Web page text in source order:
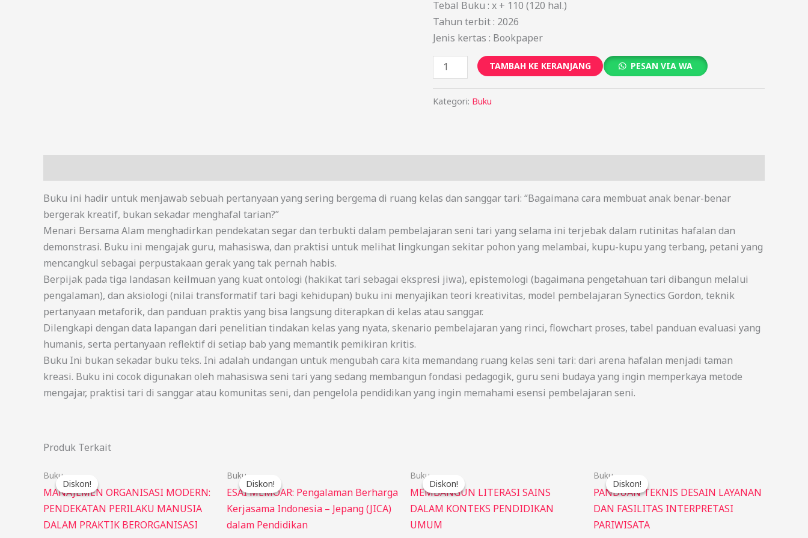
Tebal Buku : x + 110 (120 hal.)
Tahun terbit : 2026
Jenis kertas : Bookpaper
TAMBAH KE KERANJANG PESAN VIA WA
Kategori: Buku
Buku ini hadir untuk menjawab sebuah pertanyaan yang sering bergema di ruang kelas dan sanggar tari: “Bagaimana cara membuat anak benar-benar
bergerak kreatif, bukan sekadar menghafal tarian?”
Menari Bersama Alam menghadirkan pendekatan segar dan terbukti dalam pembelajaran seni tari yang selama ini terjebak dalam rutinitas hafalan dan
demonstrasi. Buku ini mengajak guru, mahasiswa, dan praktisi untuk melihat lingkungan sekitar pohon yang melambai, kupu-kupu yang terbang, petani yang
mencangkul sebagai perpustakaan gerak yang tak pernah habis.
Berpijak pada tiga landasan keilmuan yang kuat ontologi (hakikat tari sebagai ekspresi jiwa), epistemologi (bagaimana pengetahuan tari dibangun melalui
pengalaman), dan aksiologi (nilai transformatif tari bagi kehidupan) buku ini menyajikan teori kreativitas, model pembelajaran Synectics Gordon, teknik
pertanyaan metaforik, dan panduan praktis yang bisa langsung diterapkan di kelas atau sanggar.
Dilengkapi dengan data lapangan dari penelitian tindakan kelas yang nyata, skenario pembelajaran yang rinci, flowchart proses, tabel panduan evaluasi yang
humanis, serta pertanyaan reflektif di setiap bab yang memantik pemikiran kritis.
Buku Ini bukan sekadar buku teks. Ini adalah undangan untuk mengubah cara kita memandang ruang kelas seni tari: dari arena hafalan menjadi taman
kreasi. Buku ini cocok digunakan oleh mahasiswa seni tari yang sedang membangun fondasi pedagogik, guru seni budaya yang ingin memperkaya metode
mengajar, praktisi tari di sanggar atau komunitas seni, dan pengelola pendidikan yang ingin memahami esensi pembelajaran seni.
Produk Terkait
Diskon!
Diskon!
Buku
MANAJEMEN ORGANISASI MODERN:
PENDEKATAN PERILAKU MANUSIA
DALAM PRAKTIK BERORGANISASI
adalah:
Rp95.000.
ini
adalah:
Rp85.000.
Diskon!
Diskon!
Buku
ESAI MEMOAR: Pengalaman Berharga
Kerjasama Indonesia – Jepang (JICA)
dalam Pendidikan
adalah:
Rp125.000.
ini
adalah:
Rp115.000.
Diskon!
Diskon!
Buku
MEMBANGUN LITERASI SAINS
DALAM KONTEKS PENDIDIKAN
UMUM
adalah:
Rp75.000.
ini
adalah:
Rp65.000.
Diskon!
Diskon!
Buku
PANDUAN TEKNIS DESAIN LAYANAN
DAN FASILITAS INTERPRETASI
PARIWISATA
adalah:
Rp85.000.
ini
adalah:
Rp75.000.